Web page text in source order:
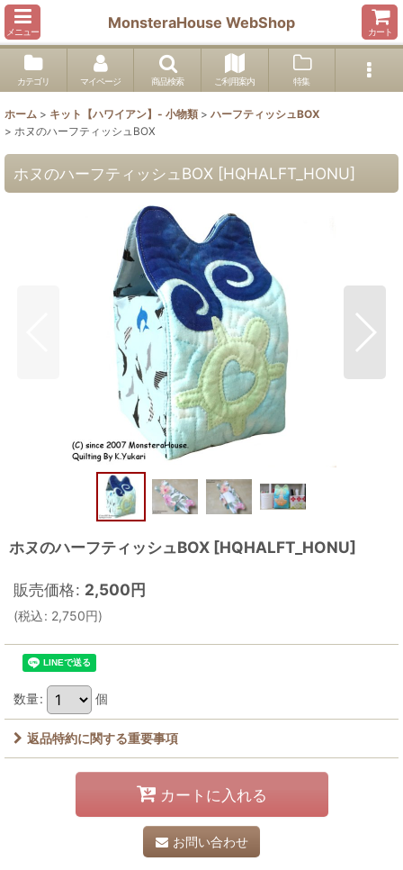
メニュー
MonsteraHouse WebShop
カート
カテゴリ マイページ 商品検索 ご利用案内 特集
ホーム > キット【ハワイアン】- 小物類 > ハーフティッシュBOX
> ホヌのハーフティッシュBOX
ホヌのハーフティッシュBOX [HQHALFT_HONU]
ホヌのハーフティッシュBOX [HQHALFT_HONU]
販売価格: 2,500円
(税込: 2,750円)
数量: 個
返品特約に関する重要事項
カートに入れる
お問い合わせ